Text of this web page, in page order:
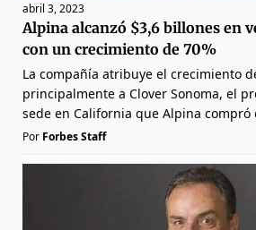
abril 3, 2023
Alpina alcanzó $3,6 billones en
con un crecimiento de 70%
La compañía atribuye el crecimiento
principalmente a Clover Sonoma, el
sede en California que Alpina compró
Por Forbes Staff